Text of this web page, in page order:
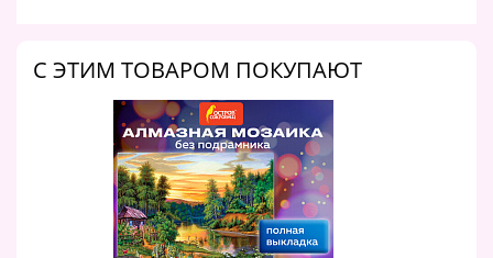
C ЭТИМ ТОВАРОМ ПОКУПАЮТ